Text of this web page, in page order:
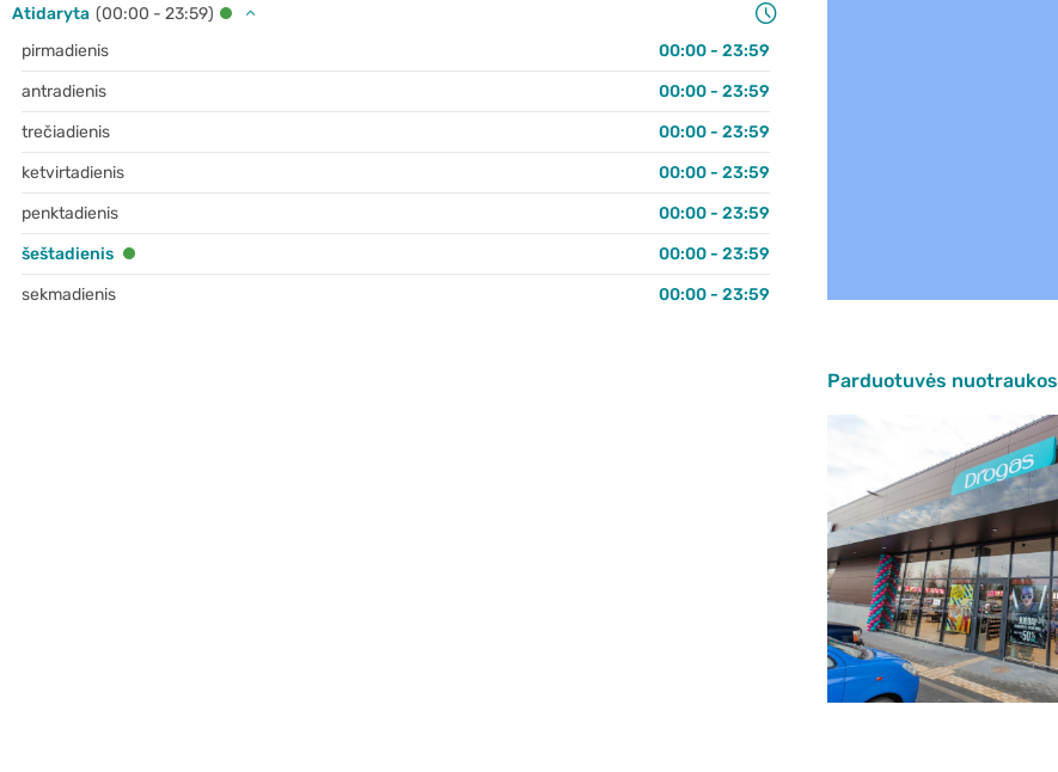
Atidaryta (00:00 - 23:59)
pirmadienis
00:00 - 23:59
antradienis
00:00 - 23:59
trečiadienis
00:00 - 23:59
ketvirtadienis
00:00 - 23:59
penktadienis
00:00 - 23:59
šeštadienis
00:00 - 23:59
sekmadienis
00:00 - 23:59
Parduotuvės nuotraukos